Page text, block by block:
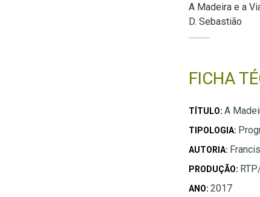
A Madeira e a
D. Sebastião
FICHA
TÍTULO: A
TIPOLOGIA:
AUTORIA:
PRODUÇÃO:
ANO: 2017